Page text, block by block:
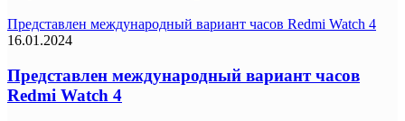
Представлен международный вариант часов Redmi Watch 4
16.01.2024
Представлен международный вариант часов
Redmi Watch 4